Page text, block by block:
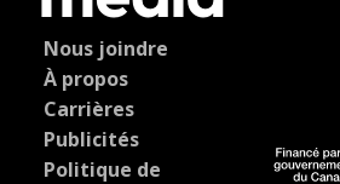
Nous joindre
À propos
Carrières
Publicités
Politique de